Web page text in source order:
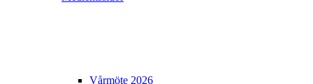
Vårmöte 2026